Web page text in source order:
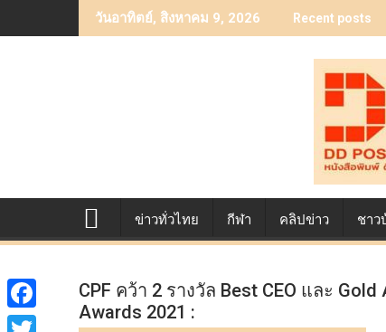
to
วันอาทิตย์, สิงหาคม 9, 2026 Recent posts
ข่าวทั่วไทย กีฬา คลิปข่าว ชาว
CPF คว้า 2 รางวัล Best CEO และ
Awards 2021 :
F